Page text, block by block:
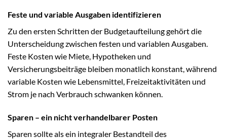
Feste und variable Ausgaben identifizieren
Zu den ersten Schritten der Budgetaufteilung gehört die
Unterscheidung zwischen festen und variablen Ausgaben.
Feste Kosten wie Miete, Hypotheken und
Versicherungsbeiträge bleiben monatlich konstant, während
variable Kosten wie Lebensmittel, Freizeitaktivitäten und
Strom je nach Verbrauch schwanken können.
Sparen – ein nicht verhandelbarer Posten
Sparen sollte als ein integraler Bestandteil des